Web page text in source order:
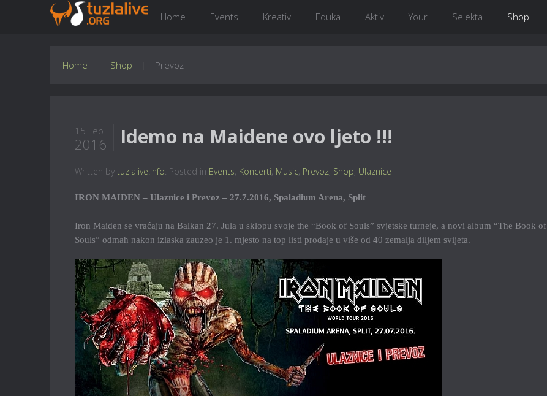
Home Events Kreativ Eduka Aktiv Your Selekta Shop
Home Shop Prevoz
15 Feb
2016 Idemo na Maidene ovo ljeto !!!
Written by tuzlalive.info. Posted in Events, Koncerti, Music, Prevoz, Shop, Ulaznice
IRON MAIDEN – Ulaznice i Prevoz – 27.7.2016, Spaladium Arena, Split
Iron Maiden se vraćaju na Balkan 27. Jula u sklopu svoje the “Book of Souls” svjetske turneje, a novi album “The Book of
Souls” odmah nakon izlaska zauzeo je 1. mjesto na top listi prodaje u više od 40 zemalja diljem svijeta.